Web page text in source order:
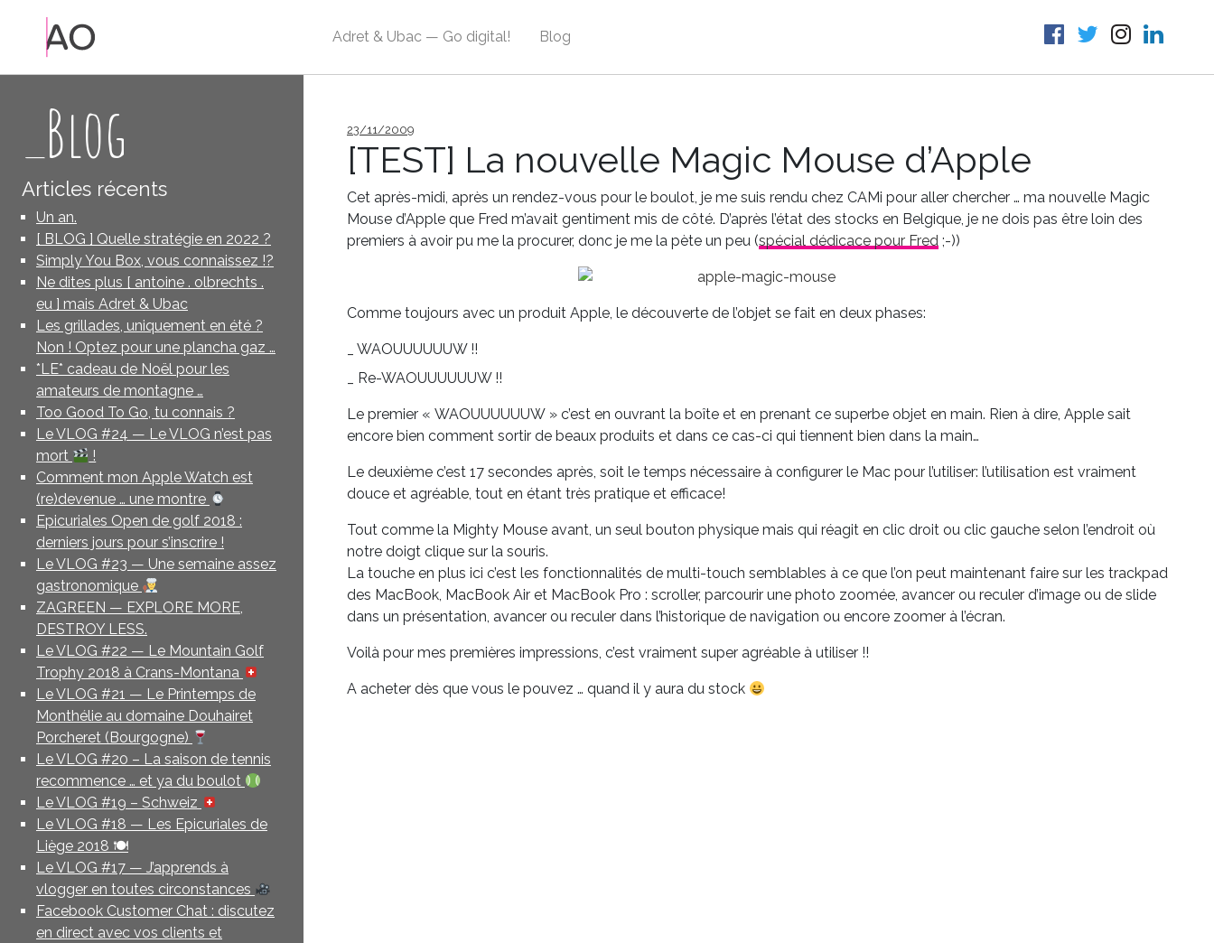
Adret & Ubac — Go digital! Blog
_Blog
Articles récents
Un an.
[ BLOG ] Quelle stratégie en 2022 ?
Simply You Box, vous connaissez !?
Ne dites plus [ antoine . olbrechts .
eu ] mais Adret & Ubac
Les grillades, uniquement en été ?
Non ! Optez pour une plancha gaz …
*LE* cadeau de Noël pour les
amateurs de montagne …
Too Good To Go, tu connais ?
Le VLOG #24 — Le VLOG n’est pas
mort
!
Comment mon Apple Watch est
(re)devenue … une montre
Epicuriales Open de golf 2018 :
derniers jours pour s’inscrire !
Le VLOG #23 — Une semaine assez
gastronomique
ZAGREEN — EXPLORE MORE,
DESTROY LESS.
Le VLOG #22 — Le Mountain Golf
Trophy 2018 à Crans-Montana
Le VLOG #21 — Le Printemps de
Monthélie au domaine Douhairet
Porcheret (Bourgogne)
Le VLOG #20 – La saison de tennis
recommence … et ya du boulot
Le VLOG #19 – Schweiz
Le VLOG #18 — Les Epicuriales de
Liège 2018 🍽
Le VLOG #17 — J’apprends à
vlogger en toutes circonstances
Facebook Customer Chat : discutez
en direct avec vos clients et
Publié
le
23/11/2009
[TEST] La nouvelle Magic Mouse d’Apple
Cet après-midi, après un rendez-vous pour le boulot, je me suis rendu chez CAMi pour aller chercher … ma nouvelle Magic
Mouse d’Apple que Fred m’avait gentiment mis de côté. D’après l’état des stocks en Belgique, je ne dois pas être loin des
premiers à avoir pu me la procurer, donc je me la pète un peu (spécial dédicace pour Fred ;-))
Comme toujours avec un produit Apple, le découverte de l’objet se fait en deux phases:
WAOUUUUUUW !!
Re-WAOUUUUUUW !!
Le premier « WAOUUUUUUW » c’est en ouvrant la boîte et en prenant ce superbe objet en main. Rien à dire, Apple sait
encore bien comment sortir de beaux produits et dans ce cas-ci qui tiennent bien dans la main…
Le deuxième c’est 17 secondes après, soit le temps nécessaire à configurer le Mac pour l’utiliser: l’utilisation est vraiment
douce et agréable, tout en étant très pratique et efficace!
Tout comme la Mighty Mouse avant, un seul bouton physique mais qui réagit en clic droit ou clic gauche selon l’endroit où
notre doigt clique sur la souris.
La touche en plus ici c’est les fonctionnalités de multi-touch semblables à ce que l’on peut maintenant faire sur les trackpad
des MacBook, MacBook Air et MacBook Pro : scroller, parcourir une photo zoomée, avancer ou reculer d’image ou de slide
dans un présentation, avancer ou reculer dans l’historique de navigation ou encore zoomer à l’écran.
Voilà pour mes premières impressions, c’est vraiment super agréable à utiliser !!
A acheter dès que vous le pouvez … quand il y aura du stock